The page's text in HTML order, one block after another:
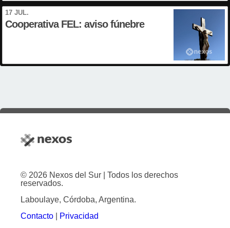
17 JUL.
Cooperativa FEL: aviso fúnebre
© 2026 Nexos del Sur | Todos los derechos
reservados.
Laboulaye, Córdoba, Argentina.
Contacto
Privacidad